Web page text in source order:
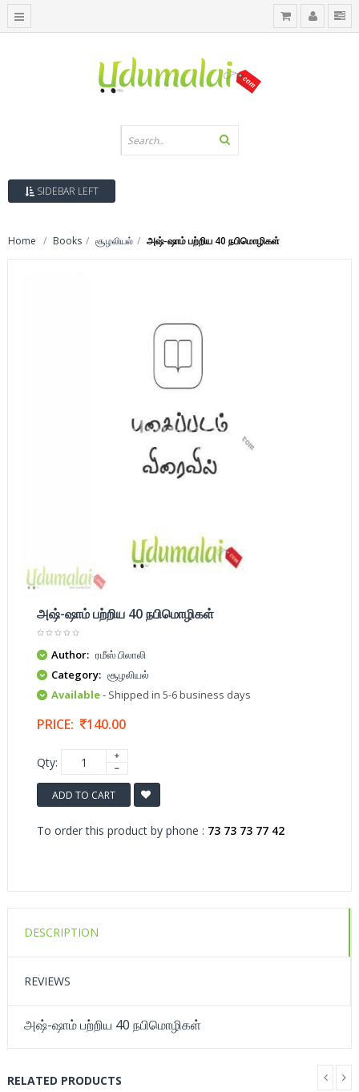
SIDEBAR LEFT
Home Books சூழலியல் அஷ்-ஷாம் பற்றிய 40 நபிமொழிகள்
அஷ்-ஷாம் பற்றிய 40 நபிமொழிகள்
Author: ரமீஸ் பிலாலி
Category: சூழலியல்
Available- Shipped in 5-6 business days
PRICE: 140.00
Qty:
ADD TO CART
To order this product by phone : 73 73 73 77 42
DESCRIPTION
REVIEWS
அஷ்-ஷாம் பற்றிய 40 நபிமொழிகள்
RELATED PRODUCTS